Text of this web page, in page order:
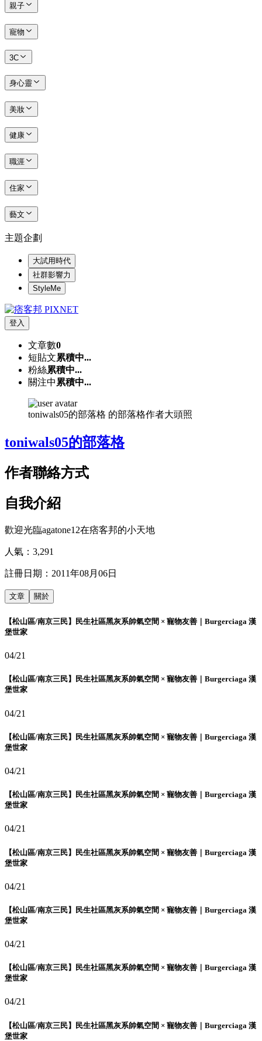
親子
寵物
3C
身心靈
美妝
健康
職涯
住家
藝文
主題企劃
大試用時代
社群影響力
StyleMe
登入
文章數0
短貼文累積中...
粉絲累積中...
關注中 累積中...
toniwals05的部落格 的部落格作者大頭照
toniwals05的部落格
作者聯絡方式
自我介紹
歡迎光臨agatone12在痞客邦的小天地
人氣： 3,291
註冊日期： 2011年08月06日
文章 關於
【松山區/南京三民】民生社區黑灰系帥氣空間 × 寵物友善｜Burgerciaga 漢
堡世家
04/21
【松山區/南京三民】民生社區黑灰系帥氣空間 × 寵物友善｜Burgerciaga 漢
堡世家
04/21
【松山區/南京三民】民生社區黑灰系帥氣空間 × 寵物友善｜Burgerciaga 漢
堡世家
04/21
【松山區/南京三民】民生社區黑灰系帥氣空間 × 寵物友善｜Burgerciaga 漢
堡世家
04/21
【松山區/南京三民】民生社區黑灰系帥氣空間 × 寵物友善｜Burgerciaga 漢
堡世家
04/21
【松山區/南京三民】民生社區黑灰系帥氣空間 × 寵物友善｜Burgerciaga 漢
堡世家
04/21
【松山區/南京三民】民生社區黑灰系帥氣空間 × 寵物友善｜Burgerciaga 漢
堡世家
04/21
【松山區/南京三民】民生社區黑灰系帥氣空間 × 寵物友善｜Burgerciaga 漢
堡世家